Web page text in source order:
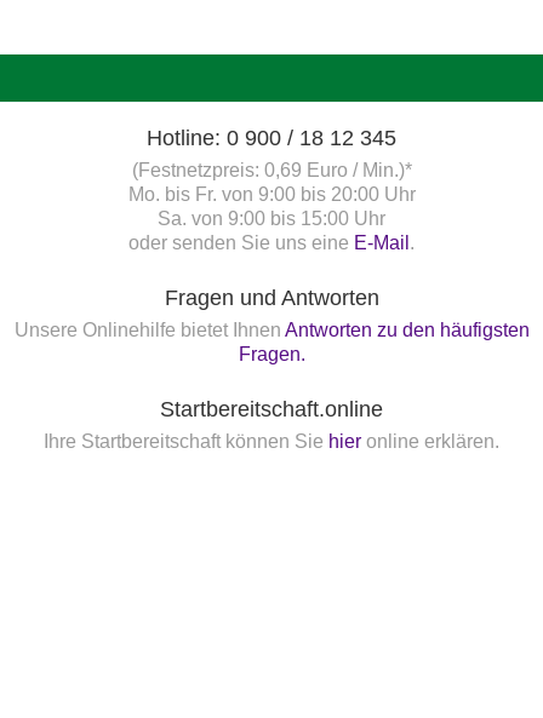
Hotline: 0 900 / 18 12 345
(Festnetzpreis: 0,69 Euro / Min.)*
Mo. bis Fr. von 9:00 bis 20:00 Uhr
Sa. von 9:00 bis 15:00 Uhr
oder senden Sie uns eine E-Mail .
Fragen und Antworten
Unsere Onlinehilfe bietet Ihnen Antworten zu den häufigsten
Fragen.
Startbereitschaft.online
Ihre Startbereitschaft können Sie hier online erklären.